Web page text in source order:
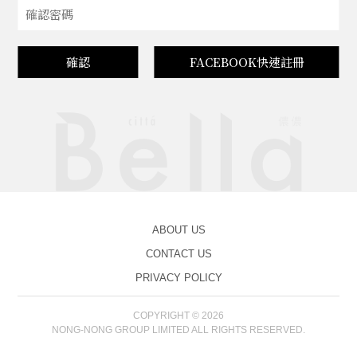
確認 FACEBOOK快速註冊
ABOUT US
CONTACT US
PRIVACY POLICY
COPYRIGHT © 2026
NONG-NONG GROUP LIMITED ALL RIGHTS RESERVED.